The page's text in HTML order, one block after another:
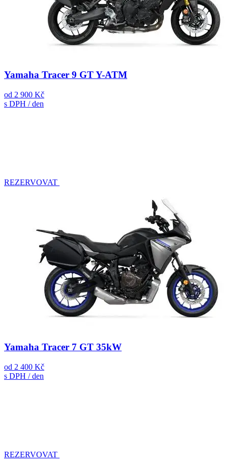
Yamaha Tracer 9 GT Y-ATM
od 2 900 Kč
s DPH / den
REZERVOVAT
Yamaha Tracer 7 GT 35kW
od 2 400 Kč
s DPH / den
REZERVOVAT